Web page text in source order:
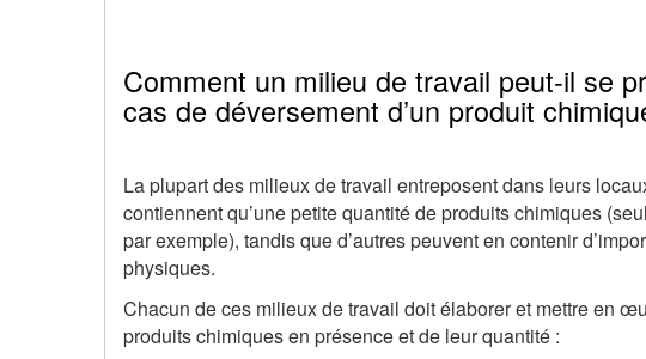
Comment un milieu de travail peut-il se
cas de déversement d’un produit
La plupart des milieux de travail entreposent dans leurs
contiennent qu’une petite quantité de produits chimiques
par exemple), tandis que d’autres peuvent en contenir
physiques.
Chacun de ces milieux de travail doit élaborer et mettre en
produits chimiques en présence et de leur quantité :